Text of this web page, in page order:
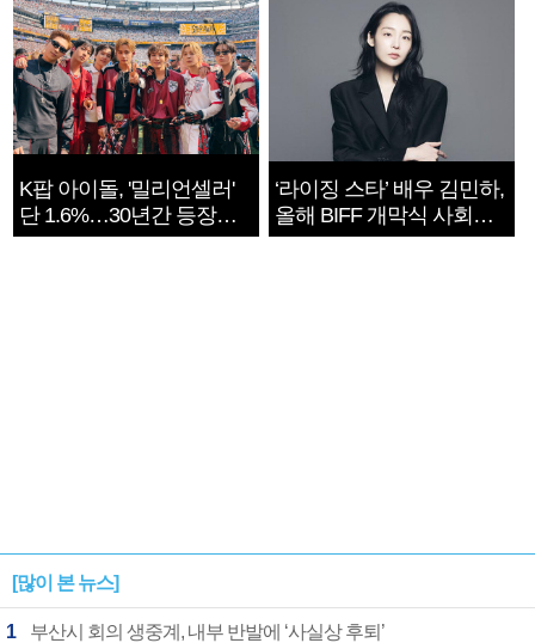
K팝 아이돌, '밀리언셀러'
단 1.6%…30년간 등장
1182개팀 전수조사
‘라이징 스타’ 배우 김민하,
올해 BIFF 개막식 사회자
확정
[많이 본 뉴스]
1 부산시 회의 생중계, 내부 반발에 ‘사실상 후퇴’